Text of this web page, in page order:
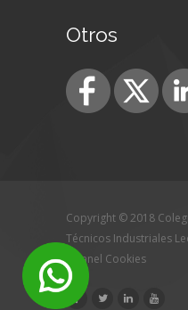
Otros
Copyright © 2018
Técnicos Industriales
Panel Cookies